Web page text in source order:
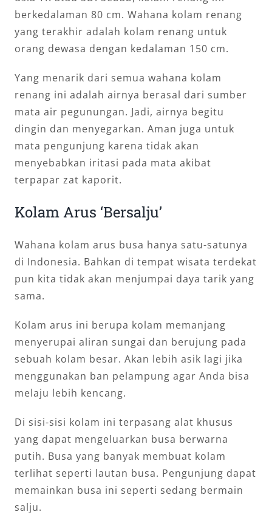
berkedalaman 80 cm. Wahana kolam renang
yang terakhir adalah kolam renang untuk
orang dewasa dengan kedalaman 150 cm.
Yang menarik dari semua wahana kolam
renang ini adalah airnya berasal dari sumber
mata air pegunungan. Jadi, airnya begitu
dingin dan menyegarkan. Aman juga untuk
mata pengunjung karena tidak akan
menyebabkan iritasi pada mata akibat
terpapar zat kaporit.
Kolam Arus ‘Bersalju’
Wahana kolam arus busa hanya satu-satunya
di Indonesia. Bahkan di tempat wisata terdekat
pun kita tidak akan menjumpai daya tarik yang
sama.
Kolam arus ini berupa kolam memanjang
menyerupai aliran sungai dan berujung pada
sebuah kolam besar. Akan lebih asik lagi jika
menggunakan ban pelampung agar Anda bisa
melaju lebih kencang.
Di sisi-sisi kolam ini terpasang alat khusus
yang dapat mengeluarkan busa berwarna
putih. Busa yang banyak membuat kolam
terlihat seperti lautan busa. Pengunjung dapat
memainkan busa ini seperti sedang bermain
salju.